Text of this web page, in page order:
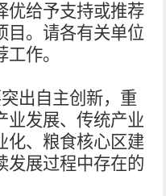
优给予支持或推荐
目。请各有关单位
作。
出自主创新， 重
业发展、传统产业
化、粮食核心区建
发展过程中存在的